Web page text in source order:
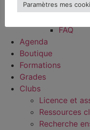
FAQ
Agenda
Boutique
Formations
Grades
Clubs
Licence et
Ressources
Recherche
Paramètres mes